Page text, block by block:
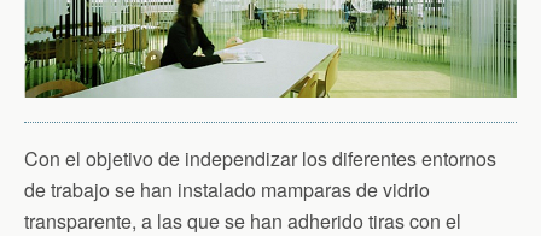
Con el objetivo de independizar los diferentes entornos
de trabajo se han instalado mamparas de vidrio
transparente, a las que se han adherido tiras con el